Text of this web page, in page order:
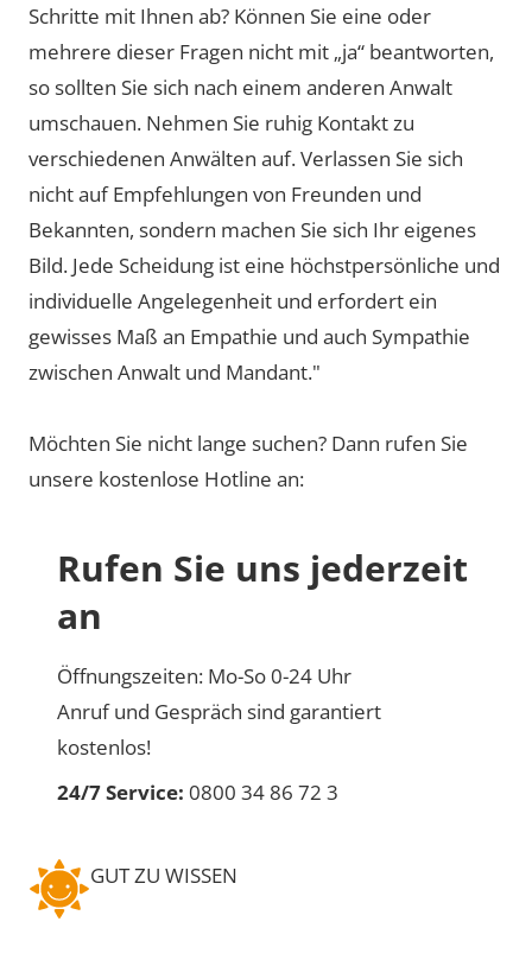
Schritte mit Ihnen ab? Können Sie eine oder
mehrere dieser Fragen nicht mit „ja“ beantworten,
so sollten Sie sich nach einem anderen Anwalt
umschauen. Nehmen Sie ruhig Kontakt zu
verschiedenen Anwälten auf. Verlassen Sie sich
nicht auf Empfehlungen von Freunden und
Bekannten, sondern machen Sie sich Ihr eigenes
Bild. Jede Scheidung ist eine höchstpersönliche und
individuelle Angelegenheit und erfordert ein
gewisses Maß an Empathie und auch Sympathie
zwischen Anwalt und Mandant."
Möchten Sie nicht lange suchen? Dann rufen Sie
unsere kostenlose Hotline an:
Rufen Sie uns jederzeit
an
Öffnungszeiten: Mo-So 0-24 Uhr
Anruf und Gespräch sind garantiert
kostenlos!
24/7 Service: 0800 34 86 72 3
GUT ZU WISSEN